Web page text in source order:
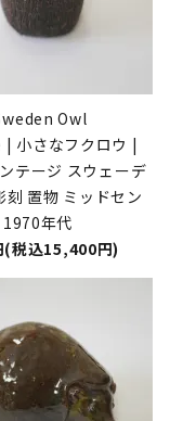
Owl
小さなフクロウ |
テージ スウェーデ
刻 置物 ミッドセン
年代
税込15,400円)